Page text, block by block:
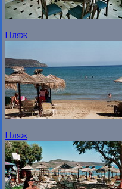
Пляж
Пляж